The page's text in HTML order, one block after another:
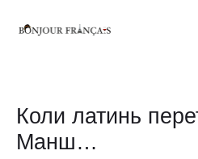
Коли латинь
Манш…
запису